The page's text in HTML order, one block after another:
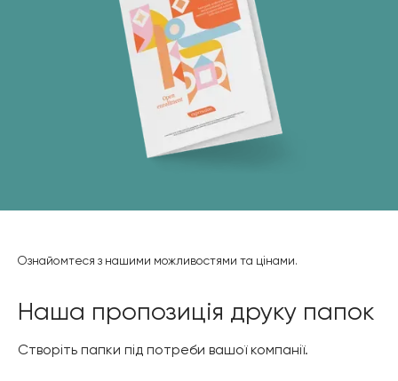
Ознайомтеся з нашими можливостями та цінами.
Наша пропозиція друку папок
Створіть папки під потреби вашої компанії.